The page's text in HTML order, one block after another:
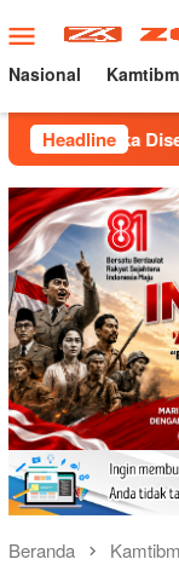
ke
konten
Menu
Mobile
Nasional
Headline
Petani
Beranda